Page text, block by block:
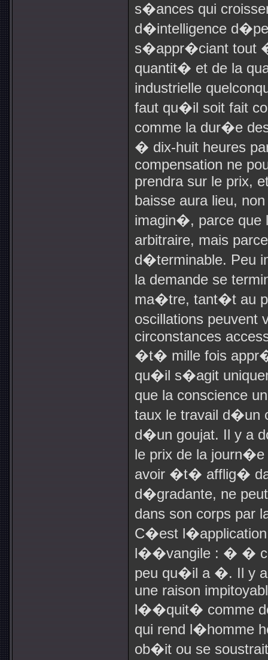
s�ances qui
d�intelligence
s�appr�ciant tout
quantit� et de la
industrielle
faut qu�il soit fait
comme la dur�e
� dix-huit heures
compensation ne
prendra sur le prix,
baisse aura lieu,
imagin�, parce que
arbitraire, mais
d�terminable. Peu
la demande se
ma�tre, tant�t au
oscillations peuvent
circonstances
�t� mille fois
qu�il s�agit
que la conscience
taux le travail d�un
d�un goujat. Il y a
le prix de la
avoir �t� afflig�
d�gradante, ne
dans son corps par
C�est
l��vangile : � �
peu qu�il a �. Il y a
une raison
l��quit� comme
qui rend l�homme
ob�it ou se